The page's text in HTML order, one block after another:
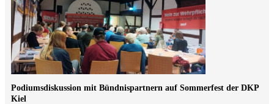
Podiumsdiskussion mit Bündnispartnern auf Sommerfest der DKP
Kiel